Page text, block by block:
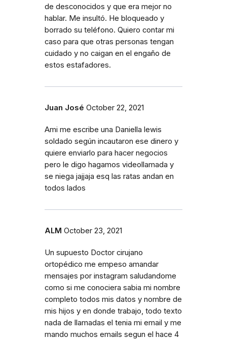
de desconocidos y que era mejor no
hablar. Me insultó. He bloqueado y
borrado su teléfono. Quiero contar mi
caso para que otras personas tengan
cuidado y no caigan en el engaño de
estos estafadores.
Juan José October 22, 2021
Ami me escribe una Daniella lewis
soldado según incautaron ese dinero y
quiere enviarlo para hacer negocios
pero le digo hagamos videollamada y
se niega jajjaja esq las ratas andan en
todos lados
ALM October 23, 2021
Un supuesto Doctor cirujano
ortopédico me empeso amandar
mensajes por instagram saludandome
como si me conociera sabia mi nombre
completo todos mis datos y nombre de
mis hijos y en donde trabajo, todo texto
nada de llamadas el tenia mi email y me
mando muchos emails segun el hace 4